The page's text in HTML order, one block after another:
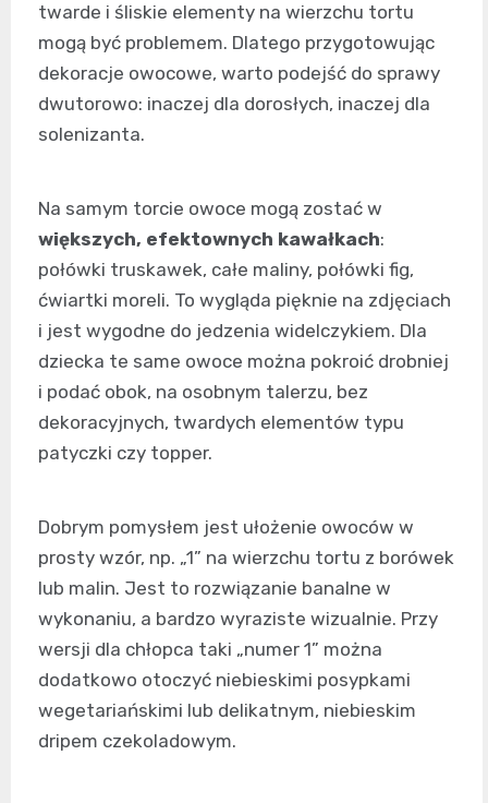
twarde i śliskie elementy na wierzchu tortu
mogą być problemem. Dlatego przygotowując
dekoracje owocowe, warto podejść do sprawy
dwutorowo: inaczej dla dorosłych, inaczej dla
solenizanta.
Na samym torcie owoce mogą zostać w
większych, efektownych kawałkach:
połówki truskawek, całe maliny, połówki fig,
ćwiartki moreli. To wygląda pięknie na zdjęciach
i jest wygodne do jedzenia widelczykiem. Dla
dziecka te same owoce można pokroić drobniej
i podać obok, na osobnym talerzu, bez
dekoracyjnych, twardych elementów typu
patyczki czy topper.
Dobrym pomysłem jest ułożenie owoców w
prosty wzór, np. „1” na wierzchu tortu z borówek
lub malin. Jest to rozwiązanie banalne w
wykonaniu, a bardzo wyraziste wizualnie. Przy
wersji dla chłopca taki „numer 1” można
dodatkowo otoczyć niebieskimi posypkami
wegetariańskimi lub delikatnym, niebieskim
dripem czekoladowym.